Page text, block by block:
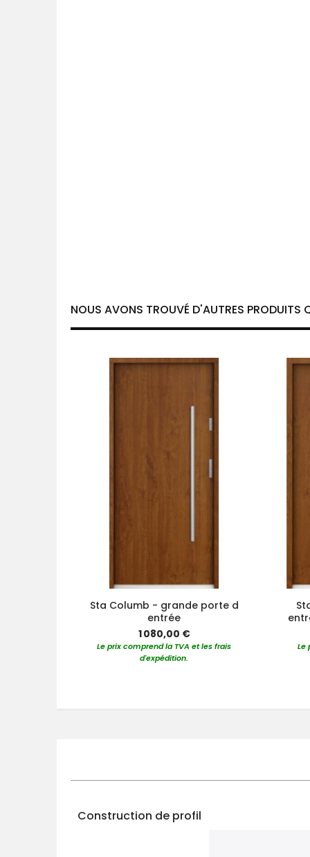
NOUS AVONS TROUVÉ D'AUTRES PRODUITS
Sta Columb - grande porte d
entrée
1 080,00 €
Le prix comprend la TVA et les frais
d'expédition.
Le